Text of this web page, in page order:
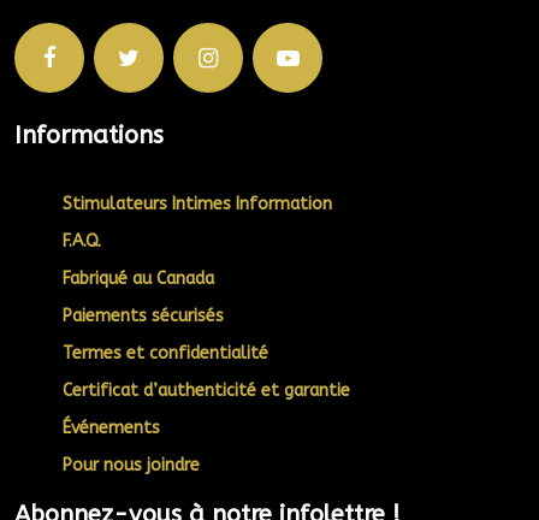
Informations
Stimulateurs Intimes Information
F.A.Q.
Fabriqué au Canada
Paiements sécurisés
Termes et confidentialité
Certificat d’authenticité et garantie
Événements
Pour nous joindre